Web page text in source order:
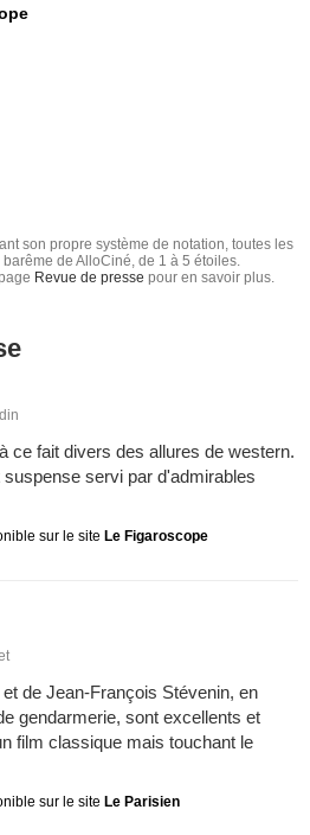
son propre système de notation, toutes les
de AlloCiné, de 1 à 5 étoiles.
Revue de presse pour en savoir plus.
ce fait divers des allures de western.
servi par d'admirables
sur le site Le Figaroscope
de Jean-François Stévenin, en
gendarmerie, sont excellents et
film classique mais touchant le
sur le site Le Parisien